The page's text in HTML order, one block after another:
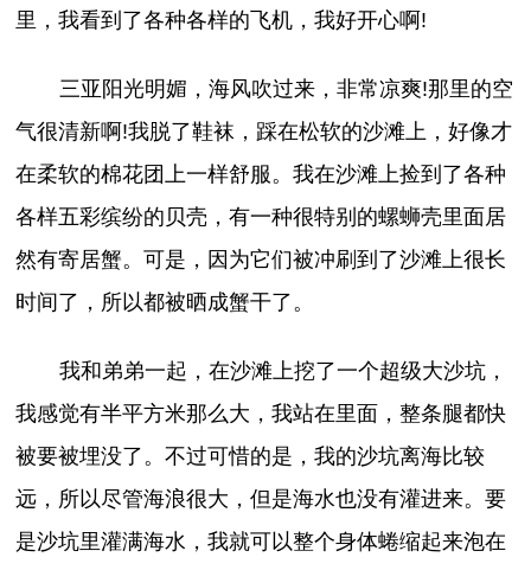
里，我看到了各种各样的飞机，我好开心啊!
三亚阳光明媚，海风吹过来，非常凉爽!那里的空
气很清新啊!我脱了鞋袜，踩在松软的沙滩上，好像才
在柔软的棉花团上一样舒服。我在沙滩上捡到了各种
各样五彩缤纷的贝壳，有一种很特别的螺蛳壳里面居
然有寄居蟹。可是，因为它们被冲刷到了沙滩上很长
时间了，所以都被晒成蟹干了。
我和弟弟一起，在沙滩上挖了一个超级大沙坑，
我感觉有半平方米那么大，我站在里面，整条腿都快
被要被埋没了。不过可惜的是，我的沙坑离海比较
远，所以尽管海浪很大，但是海水也没有灌进来。要
是沙坑里灌满海水，我就可以整个身体蜷缩起来泡在